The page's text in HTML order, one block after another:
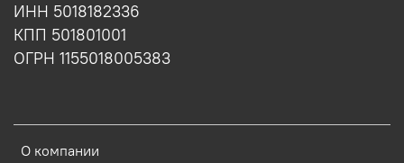
О компании
ИНН 5018182336
КПП 501801001
ОГРН 1155018005383